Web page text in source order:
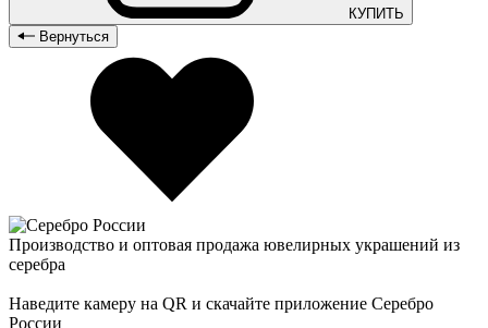
КУПИТЬ
Вернуться
Производство и оптовая продажа ювелирных украшений из
серебра
Наведите камеру на QR и скачайте приложение Серебро
России